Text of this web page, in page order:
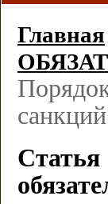
Главная
санкций